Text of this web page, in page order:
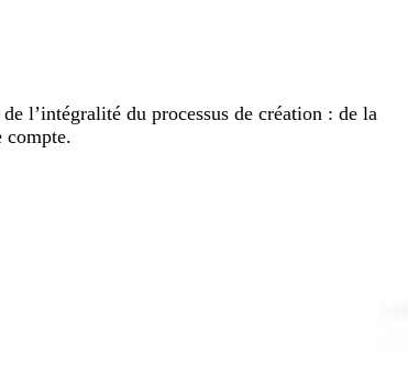
l’intégralité du processus de création : de la
compte.